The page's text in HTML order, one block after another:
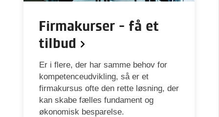
Firmakurser - få et
tilbud
Er i flere, der har samme behov for
kompetenceudvikling, så er et
firmakursus ofte den rette løsning, der
kan skabe fælles fundament og
økonomisk besparelse.